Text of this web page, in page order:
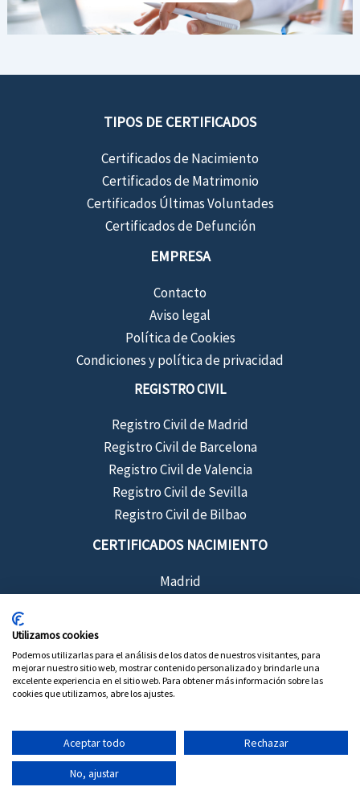
TIPOS DE CERTIFICADOS
Certificados de Nacimiento
Certificados de Matrimonio
Certificados Últimas Voluntades
Certificados de Defunción
EMPRESA
Contacto
Aviso legal
Política de Cookies
Condiciones y política de privacidad
REGISTRO CIVIL
Registro Civil de Madrid
Registro Civil de Barcelona
Registro Civil de Valencia
Registro Civil de Sevilla
Registro Civil de Bilbao
CERTIFICADOS NACIMIENTO
Madrid
Valencia
Bilbao
Copyright © 2026 Certificados de Registro Civil
Utilizamos cookies
Podemos utilizarlas para el análisis de los datos de nuestros visitantes, para
mejorar nuestro sitio web, mostrar contenido personalizado y brindarle una
excelente experiencia en el sitio web. Para obtener más información sobre las
cookies que utilizamos, abre los ajustes.
Aceptar todo Rechazar
No, ajustar